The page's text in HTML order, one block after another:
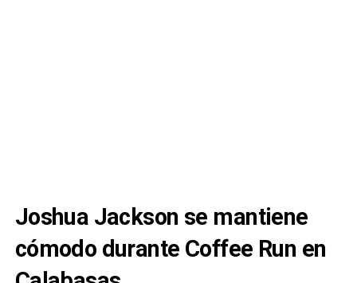
Joshua Jackson se mantiene
cómodo durante Coffee Run en